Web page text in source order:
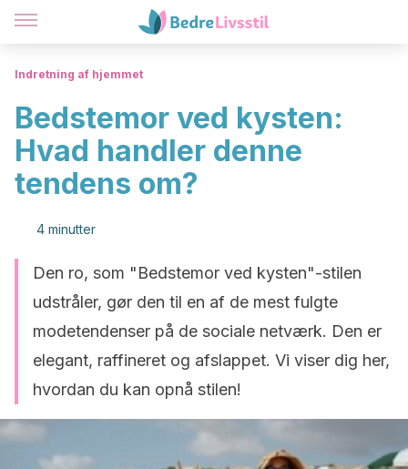
Indretning af hjemmet
Bedstemor ved kysten:
Hvad handler denne
tendens om?
4 minutter
Den ro, som "Bedstemor ved kysten"-stilen
udstråler, gør den til en af de mest fulgte
modetendenser på de sociale netværk. Den er
elegant, raffineret og afslappet. Vi viser dig her,
hvordan du kan opnå stilen!